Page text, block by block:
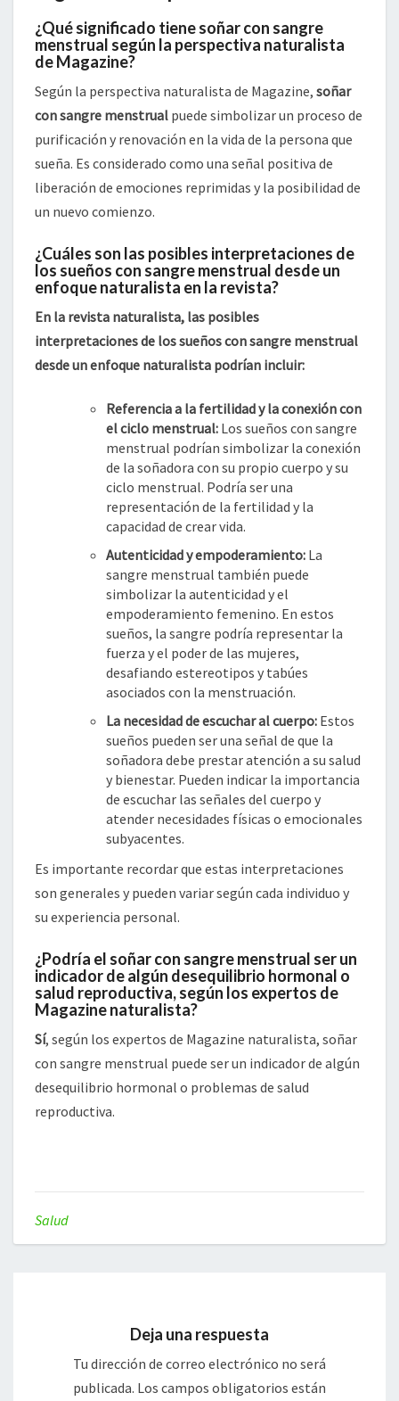
¿Qué significado tiene soñar con sangre
menstrual según la perspectiva naturalista
de Magazine?
Según la perspectiva naturalista de Magazine, soñar
con sangre menstrual puede simbolizar un proceso de
purificación y renovación en la vida de la persona que
sueña. Es considerado como una señal positiva de
liberación de emociones reprimidas y la posibilidad de
un nuevo comienzo.
¿Cuáles son las posibles interpretaciones de
los sueños con sangre menstrual desde un
enfoque naturalista en la revista?
En la revista naturalista, las posibles
interpretaciones de los sueños con sangre menstrual
desde un enfoque naturalista podrían incluir:
Referencia a la fertilidad y la conexión con
el ciclo menstrual: Los sueños con sangre
menstrual podrían simbolizar la conexión
de la soñadora con su propio cuerpo y su
ciclo menstrual. Podría ser una
representación de la fertilidad y la
capacidad de crear vida.
Autenticidad y empoderamiento: La
sangre menstrual también puede
simbolizar la autenticidad y el
empoderamiento femenino. En estos
sueños, la sangre podría representar la
fuerza y el poder de las mujeres,
desafiando estereotipos y tabúes
asociados con la menstruación.
La necesidad de escuchar al cuerpo: Estos
sueños pueden ser una señal de que la
soñadora debe prestar atención a su salud
y bienestar. Pueden indicar la importancia
de escuchar las señales del cuerpo y
atender necesidades físicas o emocionales
subyacentes.
Es importante recordar que estas interpretaciones
son generales y pueden variar según cada individuo y
su experiencia personal.
¿Podría el soñar con sangre menstrual ser un
indicador de algún desequilibrio hormonal o
salud reproductiva, según los expertos de
Magazine naturalista?
Sí, según los expertos de Magazine naturalista, soñar
con sangre menstrual puede ser un indicador de algún
desequilibrio hormonal o problemas de salud
reproductiva.
Salud
Deja una respuesta
Tu dirección de correo electrónico no será
publicada. Los campos obligatorios están